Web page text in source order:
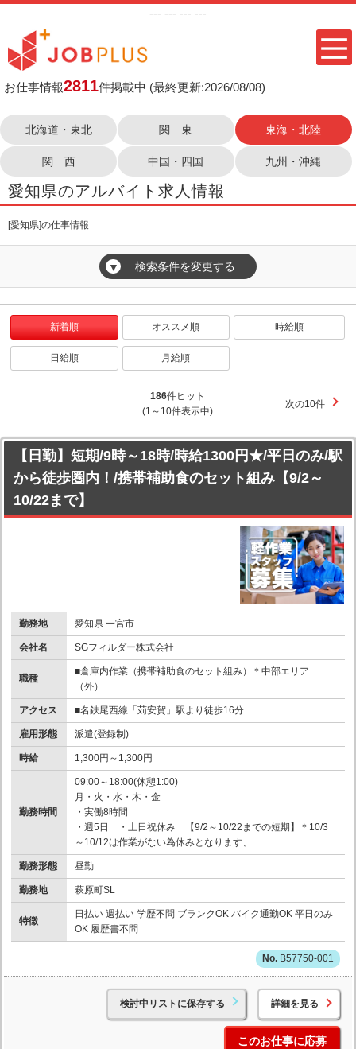
--- --- --- ---
お仕事情報2811件掲載中 (最終更新:2026/08/08)
北海道・東北 関 東 東海・北陸
関 西 中国・四国 九州・沖縄
愛知県のアルバイト求人情報
[愛知県]の仕事情報
▼ 検索条件を変更する
新着順 オススメ順 時給順
日給順 月給順
186件ヒット
(1～10件表示中)
次の10件
【日勤】短期/9時～18時/時給1300円★/平日のみ/駅
から徒歩圏内！/携帯補助食のセット組み【9/2～
10/22まで】
勤務地 愛知県 一宮市
会社名 SGフィルダー株式会社
職種
■倉庫内作業（携帯補助食のセット組み）＊中部エリア
（外）
アクセス ■名鉄尾西線「苅安賀」駅より徒歩16分
雇用形態 派遣(登録制)
時給 1,300円～1,300円
勤務時間
09:00～18:00(休憩1:00)
月・火・水・木・金
・実働8時間
・週5日 ・土日祝休み 【9/2～10/22までの短期】＊10/3
～10/12は作業がない為休みとなります、
勤務形態 昼勤
勤務地 萩原町SL
特徴
日払い 週払い 学歴不問 ブランクOK バイク通勤OK 平日のみ
OK 履歴書不問
B57750-001
検討中リストに保存する 詳細を見る
このお仕事に応募